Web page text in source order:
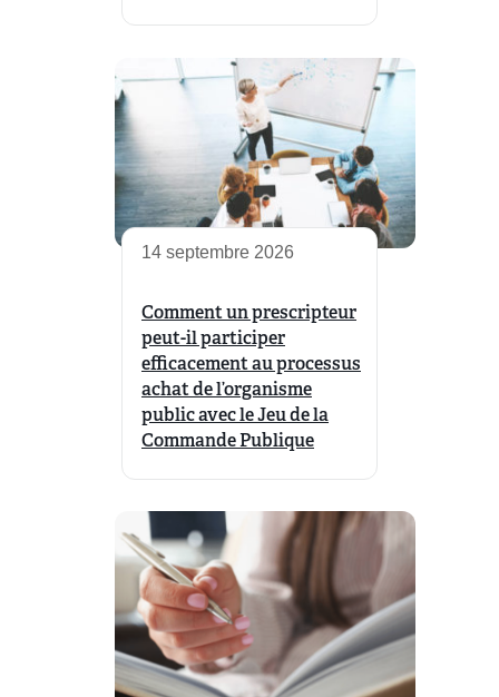
14 septembre 2026
Comment un prescripteur
peut-il participer
efficacement au processus
achat de l’organisme
public avec le Jeu de la
Commande Publique